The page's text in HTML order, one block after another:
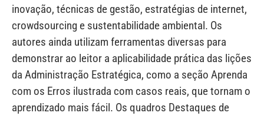
inovação, técnicas de gestão, estratégias de internet,
crowdsourcing e sustentabilidade ambiental. Os
autores ainda utilizam ferramentas diversas para
demonstrar ao leitor a aplicabilidade prática das lições
da Administração Estratégica, como a seção Aprenda
com os Erros ilustrada com casos reais, que tornam o
aprendizado mais fácil. Os quadros Destaques de